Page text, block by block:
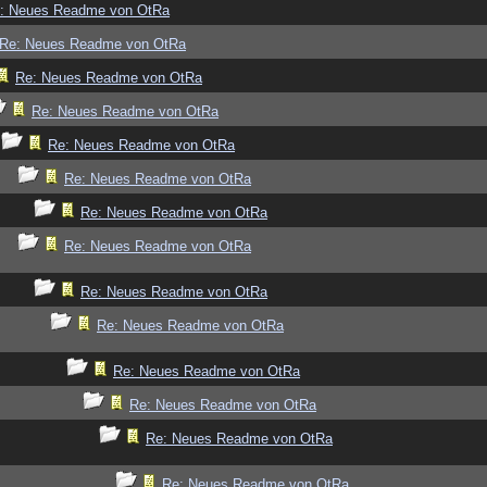
Neues Readme von OtRa
Re: Neues Readme von OtRa
Re: Neues Readme von OtRa
Re: Neues Readme von OtRa
Re: Neues Readme von OtRa
Re: Neues Readme von OtRa
Re: Neues Readme von OtRa
Re: Neues Readme von OtRa
Re: Neues Readme von OtRa
Re: Neues Readme von OtRa
Re: Neues Readme von OtRa
Re: Neues Readme von OtRa
Re: Neues Readme von OtRa